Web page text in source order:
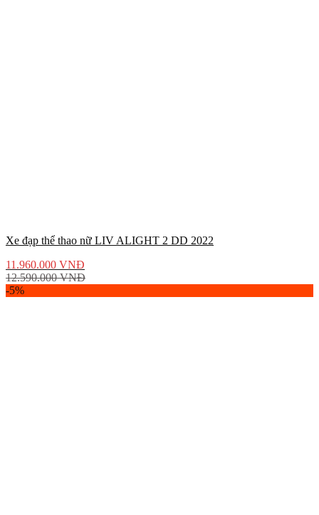
Xe đạp thể thao nữ LIV ALIGHT 2 DD 2022
11.960.000 VNĐ
12.590.000VNĐ
-5%